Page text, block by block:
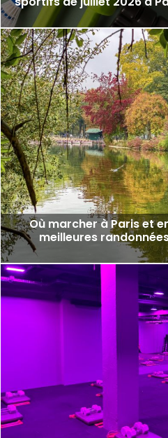
Où marcher à Paris et
meilleures